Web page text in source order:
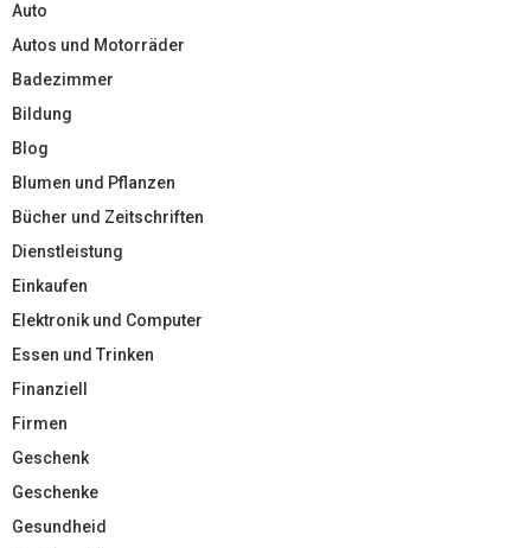
Auto
Autos und Motorräder
Badezimmer
Bildung
Blog
Blumen und Pflanzen
Bücher und Zeitschriften
Dienstleistung
Einkaufen
Elektronik und Computer
Essen und Trinken
Finanziell
Firmen
Geschenk
Geschenke
Gesundheid